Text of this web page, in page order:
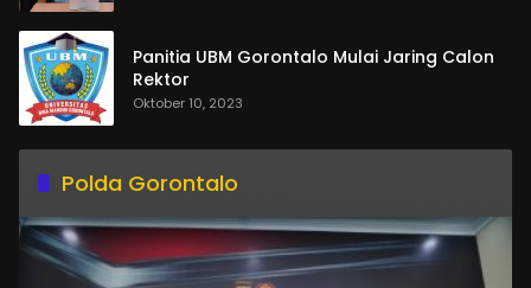
Panitia UBM Gorontalo Mulai Jaring Calon
Rektor
Oktober 10, 2023
Polda Gorontalo